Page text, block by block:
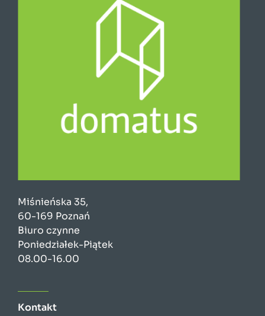
Miśnieńska 35,
60-169 Poznań
Biuro czynne
Poniedziałek-Piątek
08.00-16.00
Kontakt